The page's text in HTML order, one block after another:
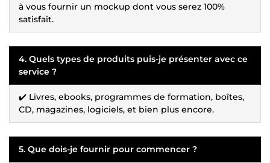
à vous fournir un mockup dont vous serez 100%
satisfait.
4. Quels types de produits puis-je présenter avec ce
service ?
✔️ Livres, ebooks, programmes de formation, boîtes,
CD, magazines, logiciels, et bien plus encore.
5. Que dois-je fournir pour commencer ?